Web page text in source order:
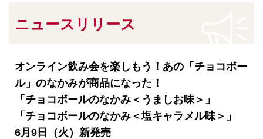
ニュースリリース
オンライン飲み会を楽しもう！あの「チョコボー
ル」のなかみが商品になった！
「チョコボールのなかみ＜うましお味＞」
「チョコボールのなかみ＜塩キャラメル味＞」
6月9日（火）新発売